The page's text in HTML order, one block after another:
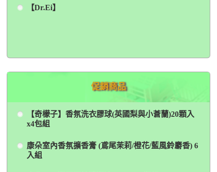
【Dr.Ei】
促銷商品
【奇檬子】香氛洗衣膠球(英國梨與小蒼蘭)20顆入
x4包組
康朵室內香氛擴香膏 (鳶尾茉莉/橙花/藍風鈴麝香) 6
入組